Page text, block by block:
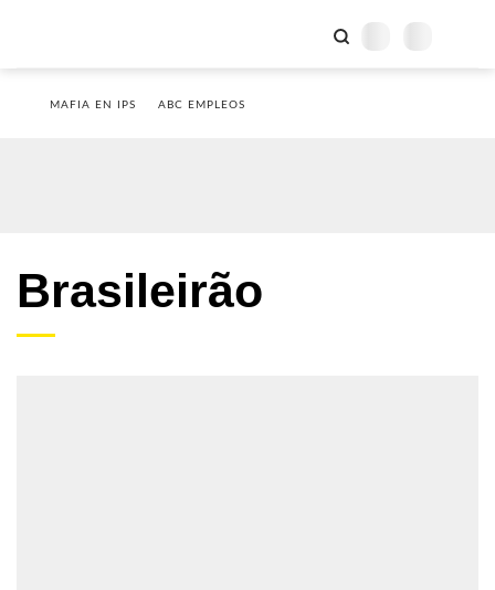
MAFIA EN IPS ABC EMPLEOS
Brasileirão